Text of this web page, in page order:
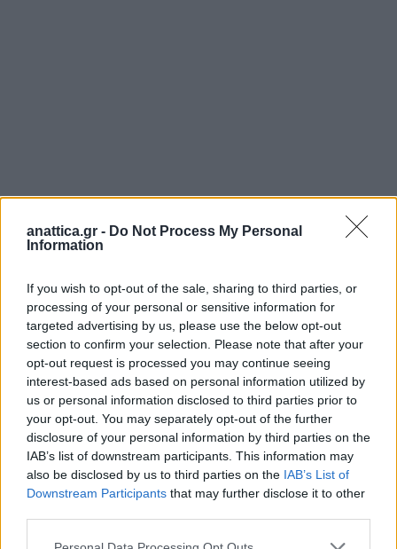
anattica.gr - Do Not Process My Personal
Information
If you wish to opt-out of the sale, sharing to third parties, or
processing of your personal or sensitive information for
targeted advertising by us, please use the below opt-out
section to confirm your selection. Please note that after your
opt-out request is processed you may continue seeing
interest-based ads based on personal information utilized by
us or personal information disclosed to third parties prior to
your opt-out. You may separately opt-out of the further
disclosure of your personal information by third parties on the
IAB’s list of downstream participants. This information may
also be disclosed by us to third parties on the IAB’s List of
Downstream Participants that may further disclose it to other